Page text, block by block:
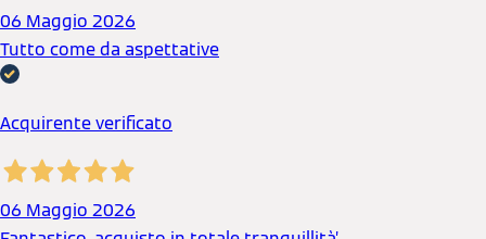
06 Maggio 2026
Tutto come da aspettative
Acquirente verificato
06 Maggio 2026